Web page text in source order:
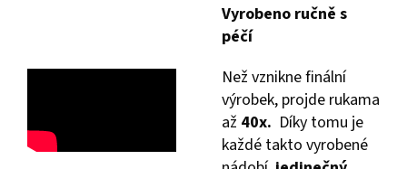
Vyrobeno ručně s
péčí
Než vznikne finální
výrobek, projde rukama
až 40x. Díky tomu je
každé takto vyrobené